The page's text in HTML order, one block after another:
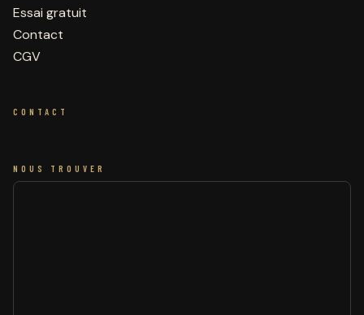
Essai gratuit
Contact
CGV
CONTACT
NOUS TROUVER